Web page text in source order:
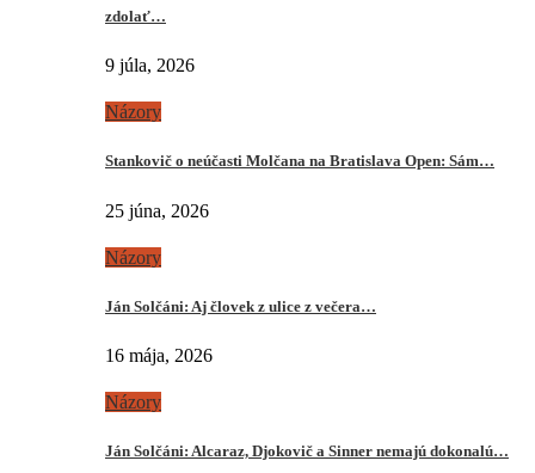
zdolať…
9 júla, 2026
Názory
Stankovič o neúčasti Molčana na Bratislava Open: Sám…
25 júna, 2026
Názory
Ján Solčáni: Aj človek z ulice z večera…
16 mája, 2026
Názory
Ján Solčáni: Alcaraz, Djokovič a Sinner nemajú dokonalú…